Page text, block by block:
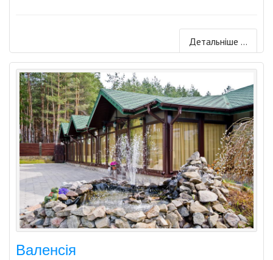
Детальніше ...
Валенсія